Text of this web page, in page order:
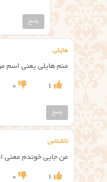
پاسخ
هایلی
منم هایلی یعنی اسم
1
0
پاسخ
ناشناس
من جایی خوندم
1
0